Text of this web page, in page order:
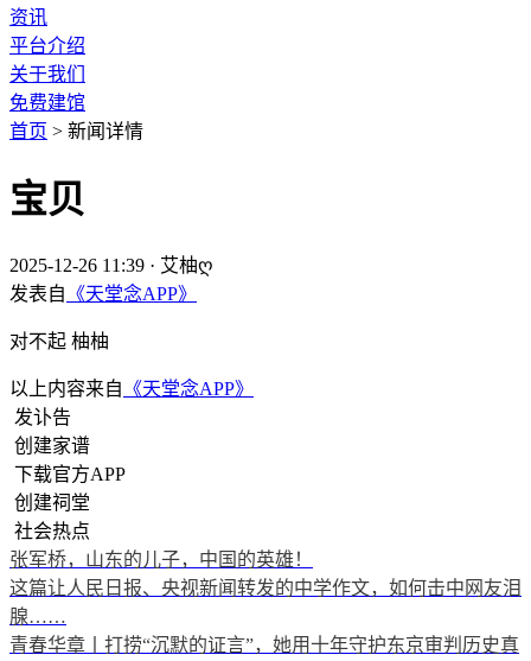
资讯
平台介绍
关于我们
免费建馆
首页 > 新闻详情
宝贝
2025-12-26 11:39 · 艾柚ღ
发表自 《天堂念APP》
对不起 柚柚
以上内容来自 《天堂念APP》
发讣告
创建家谱
下载官方APP
创建祠堂
社会热点
张军桥，山东的儿子，中国的英雄！
这篇让人民日报、央视新闻转发的中学作文，如何击中网友泪
腺……
青春华章丨打捞“沉默的证言”，她用十年守护东京审判历史真